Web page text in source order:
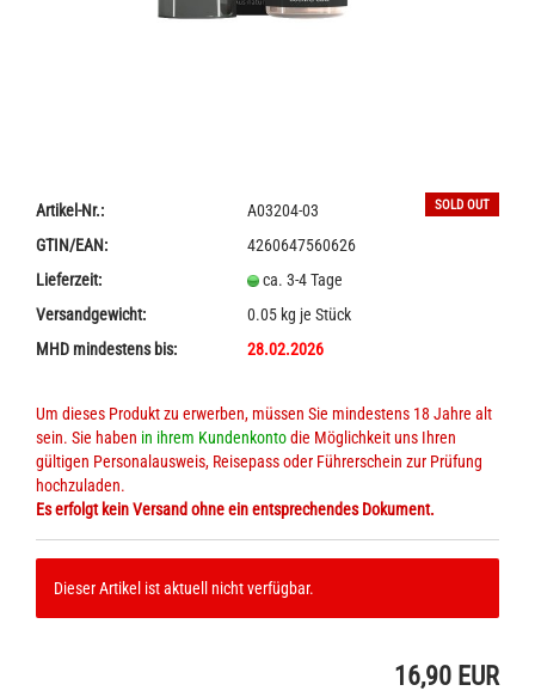
SOLD OUT
Artikel-Nr.:
A03204-03
GTIN/EAN:
4260647560626
Lieferzeit:
ca. 3-4 Tage
Versandgewicht:
0.05kg je Stück
MHD mindestens bis:
28.02.2026
Um dieses Produkt zu erwerben, müssen Sie mindestens 18 Jahre alt
sein. Sie haben in ihrem Kundenkontodie Möglichkeit uns Ihren
gültigen Personalausweis, Reisepass oder Führerschein zur Prüfung
hochzuladen.
Es erfolgt kein Versand ohne ein entsprechendes Dokument.
Dieser Artikel ist aktuell nicht verfügbar.
16,90 EUR